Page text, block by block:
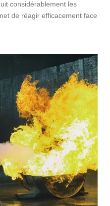
considérablement les
de réagir efficacement face